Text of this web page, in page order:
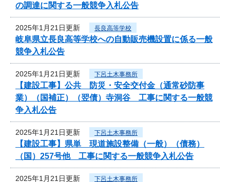
の調達に関する一般競争入札公告
2025年1月21日更新 長良高等学校
岐阜県立長良高等学校への自動販売機設置に係る一般
競争入札公告
2025年1月21日更新 下呂土木事務所
【建設工事】公共 防災・安全交付金（通常砂防事
業）（国補正）（翌債）寺洞谷 工事に関する一般競
争入札公告
2025年1月21日更新 下呂土木事務所
【建設工事】県単 現道施設整備（一般）（債務）
（国）257号他 工事に関する一般競争入札公告
2025年1月21日更新 下呂土木事務所